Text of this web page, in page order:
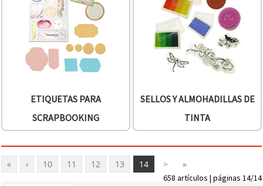
ETIQUETAS PARA
SCRAPBOOKING
SELLOS Y ALMOHADILLAS DE
TINTA
« ‹ 10 11 12 13 14 > »
658 artículos | páginas 14/14